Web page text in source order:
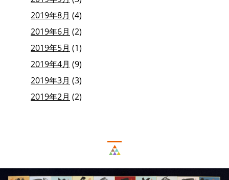
2019年8月 (4)
2019年6月 (2)
2019年5月 (1)
2019年4月 (9)
2019年3月 (3)
2019年2月 (2)